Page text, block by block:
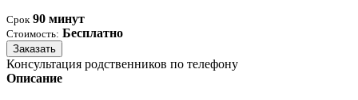
Срок 90 минут
Стоимость: Бесплатно
Заказать
Консультация родственников по телефону
Описание